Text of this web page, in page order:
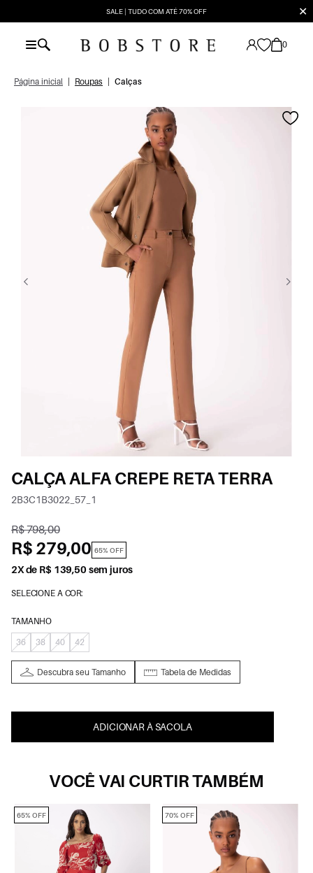
SALE | TUDO COM ATÉ 70% OFF ✕
0
Página inicial Roupas Calças
CALÇA ALFA CREPE RETA TERRA
2B3C1B3022_57_1
R$ 798,00
R$ 279,00 65% OFF
2X de R$ 139,50 sem juros
SELECIONE A COR:
TAMANHO
36
38 40 42
Descubra seu Tamanho Tabela de Medidas
ADICIONAR À SACOLA
VOCÊ VAI CURTIR TAMBÉM
65% OFF 70% OFF